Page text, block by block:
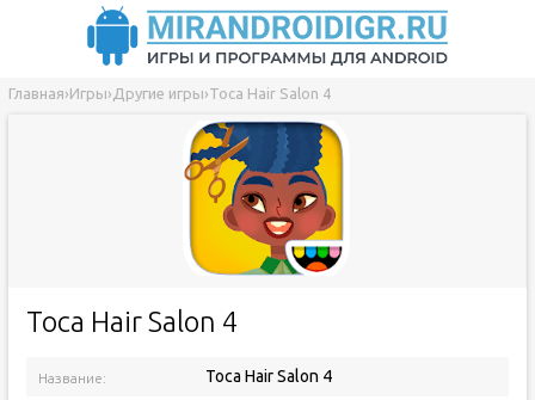
Главная›Игры› Другие игры›Toca Hair Salon 4
Toca Hair Salon 4
Название: Toca Hair Salon 4